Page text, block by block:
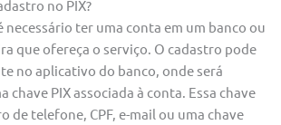
no PIX?
necessário ter uma conta em um banco ou
que ofereça o serviço. O cadastro pode
no aplicativo do banco, onde será
chave PIX associada à conta. Essa chave
de telefone, CPF, e-mail ou uma chave